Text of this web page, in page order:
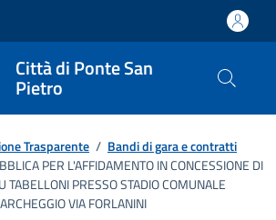
Città di Ponte San
Pietro
Trasparente / Bandi di gara e contratti
PER L'AFFIDAMENTO IN CONCESSIONE DI
TABELLONI PRESSO STADIO COMUNALE
VIA FORLANINI